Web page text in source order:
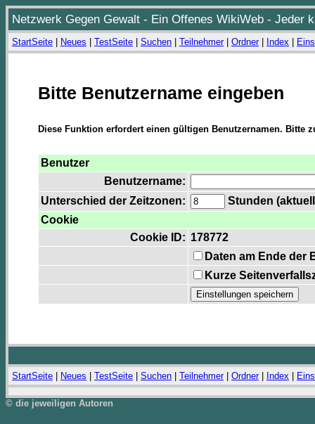
Netzwerk Gegen Gewalt - Ein Offenes WikiWeb - Jeder
StartSeite Neues TestSeite Suchen Teilnehmer| Ordner| Index
Bitte Benutzername eingeben
Diese Funktion erfordert einen gültigen Benutzernamen. Bitte
Benutzer
Benutzername:
Unterschied der Zeitzonen:
Stunden
Cookie
Cookie ID: 178772
Daten am Ende der
Kurze
StartSeite Neues TestSeite Suchen Teilnehmer| Ordner| Index
© die jeweiligen Autoren